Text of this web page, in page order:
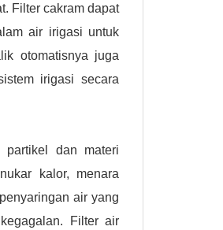
Filter cakram dapat
air irigasi untuk
otomatisnya juga
irigasi secara
partikel dan materi
kalor, menara
air yang
Filter air